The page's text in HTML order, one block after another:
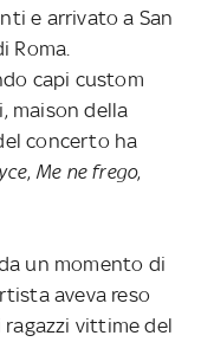
e arrivato a San
Roma.
capi custom
maison della
concerto ha
, Me ne frego,
un momento di
aveva reso
vittime del